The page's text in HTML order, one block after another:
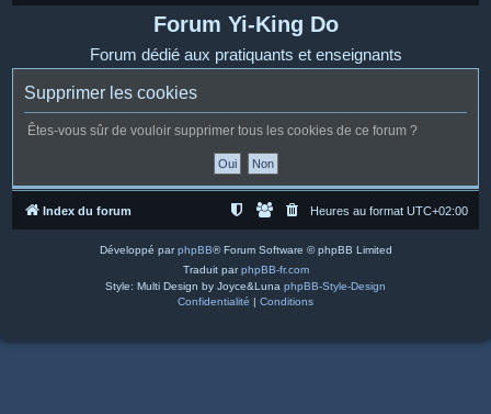
Forum Yi-King Do
Forum dédié aux pratiquants et enseignants
Supprimer les cookies
Êtes-vous sûr de vouloir supprimer tous les cookies de ce forum ?
Index du forum Heures au format UTC+02:00
Développé parphpBB® Forum Software © phpBB Limited
Traduit parphpBB-fr.com
Style: Multi Design by Joyce&Luna phpBB-Style-Design
Confidentialité | Conditions